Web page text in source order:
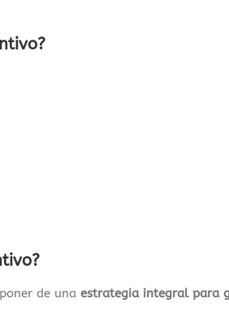
de una estrategia integral para